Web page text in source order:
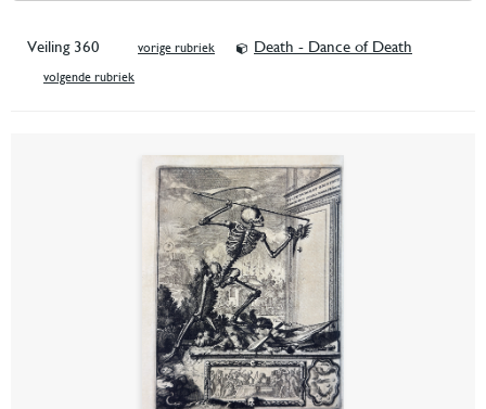
Veiling 360 vorige rubriek Death - Dance of Death
volgende rubriek